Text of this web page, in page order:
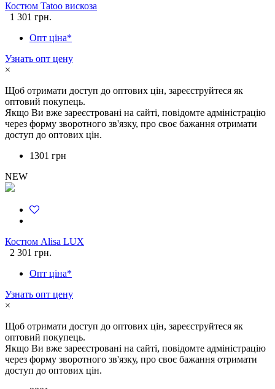
Костюм Tatoo вискоза
1 301 грн.
Опт ціна*
Узнать опт цену
×
Щоб отримати доступ до оптових цін, зареєструйтеся як
оптовий покупець.
Якщо Ви вже зареєстровані на сайті, повідомте адміністрацію
через форму зворотного зв'язку, про своє бажання отримати
доступ до оптових цін.
1301 грн
NEW
Костюм Alisa LUX
2 301 грн.
Опт ціна*
Узнать опт цену
×
Щоб отримати доступ до оптових цін, зареєструйтеся як
оптовий покупець.
Якщо Ви вже зареєстровані на сайті, повідомте адміністрацію
через форму зворотного зв'язку, про своє бажання отримати
доступ до оптових цін.